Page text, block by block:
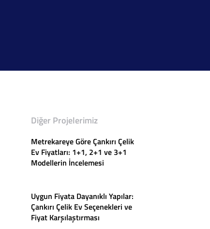
Diğer Projelerimiz
Metrekareye Göre Çankırı Çelik
Ev Fiyatları: 1+1, 2+1 ve 3+1
Modellerin İncelemesi
Uygun Fiyata Dayanıklı Yapılar:
Çankırı Çelik Ev Seçenekleri ve
Fiyat Karşılaştırması